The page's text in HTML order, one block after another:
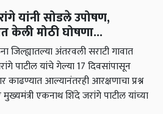
यांनी सोडले उपोषण,
केली मोठी घोषणा...
जिल्ह्यातल्या अंतरवली सराटी गावात
पाटील यांचे गेल्या 17 दिवसांपासून
आल्यानंतरही आरक्षणाचा प्रश्न
मुख्यमंत्री एकनाथ शिंदे जरांगे पाटील यांच्या